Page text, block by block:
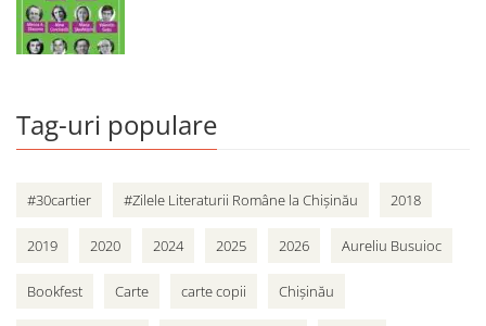
Tag-uri populare
#30cartier #Zilele Literaturii Române la Chișinău 2018
2019 2020 2024 2025 2026 Aureliu Busuioc
Bookfest Carte carte copii Chișinău